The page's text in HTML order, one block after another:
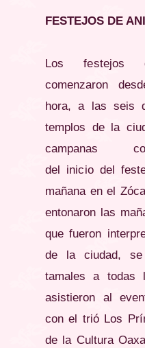
FESTEJOS DE
Los festejos
comenzaron
hora, a las seis
templos de la
campanas
del iniciodel
mañana en el
entonaron las
que fueron
de la ciudad, se
tamales a todas
asistieron al
con el trióLos
de la Cultura